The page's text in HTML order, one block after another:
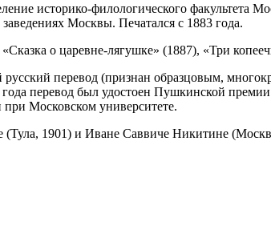
историко-филологического факультета
Москвы. Печатался с 1883 года.
о царевне-лягушке» (1887), «Три
перевод (признан образцовым,
перевод был удостоен Пушкинской
при Московском университете.
(Тула, 1901) и Иване Саввиче Никитине